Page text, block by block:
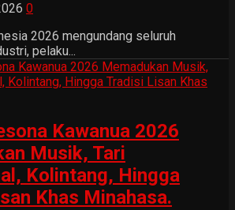
0
2026 mengundang seluruh
pelaku...
Kawanua 2026
Musik, Tari
Kolintang, Hingga
Khas Minahasa.